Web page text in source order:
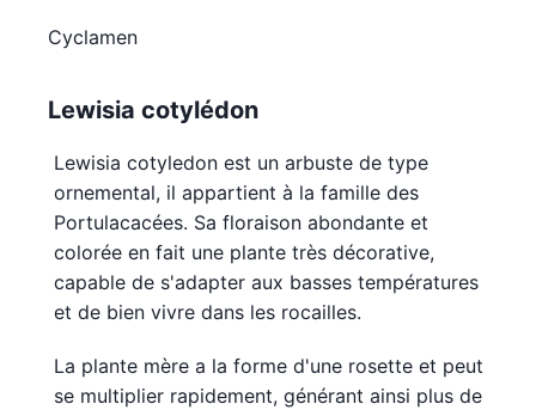
Cyclamen
Lewisia cotylédon
Lewisia cotyledon est un arbuste de type
ornemental, il appartient à la famille des
Portulacacées. Sa floraison abondante et
colorée en fait une plante très décorative,
capable de s'adapter aux basses températures
et de bien vivre dans les rocailles.
La plante mère a la forme d'une rosette et peut
se multiplier rapidement, générant ainsi plus de